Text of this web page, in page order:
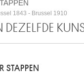
1843 - Brussel 1910
STAPPEN